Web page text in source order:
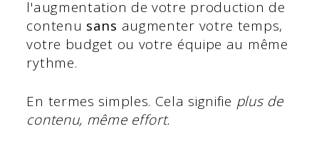
l'augmentation de votre production de
contenu sans augmenter votre temps,
votre budget ou votre équipe au même
rythme.
En termes simples. Cela signifie plus de
contenu, même effort.